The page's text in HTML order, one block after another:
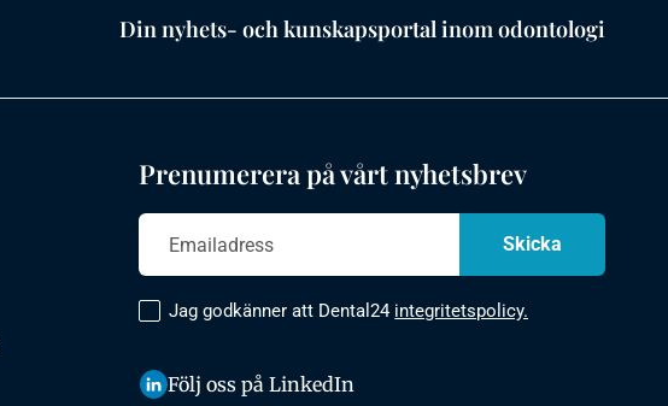
Din nyhets- och kunskapsportal inom odontologi
Prenumerera på vårt nyhetsbrev
Jag godkänner att Dental24 integritetspolicy.
Följ oss på LinkedIn